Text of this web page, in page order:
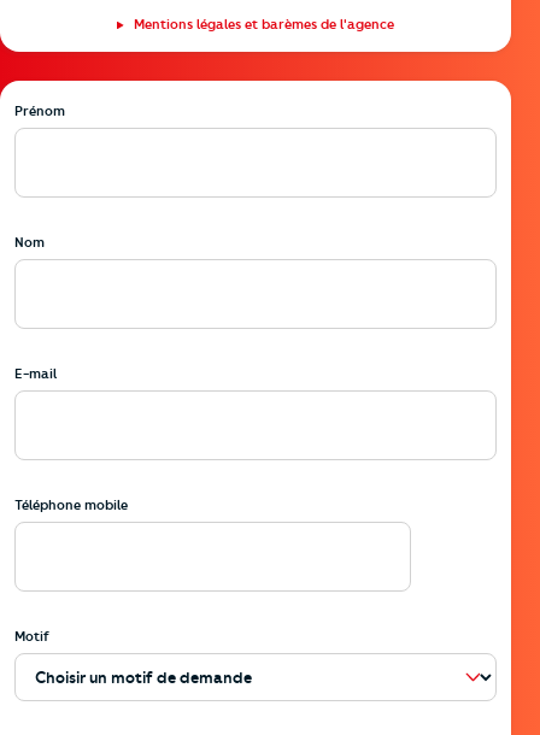
Mentions légales et barèmes de l'agence
Prénom
Nom
E-mail
Téléphone mobile
Motif